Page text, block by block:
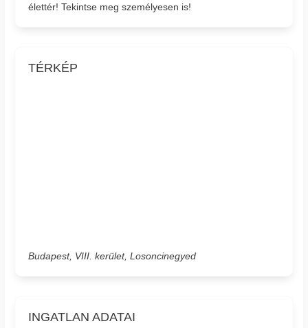
élettér! Tekintse meg személyesen is!
TÉRKÉP
Budapest, VIII. kerület, Losoncinegyed
INGATLAN ADATAI